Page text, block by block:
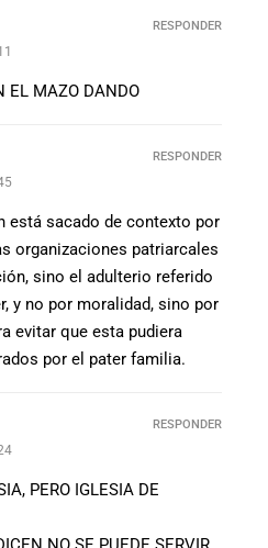
EL MAZO DANDO
RESPONDER
está sacado de contexto por
organizaciones patriarcales
sino el adulterio referido
y no por moralidad, sino por
evitar que esta pudiera
por el pater familia.
RESPONDER
PERO IGLESIA DE
RESPONDER